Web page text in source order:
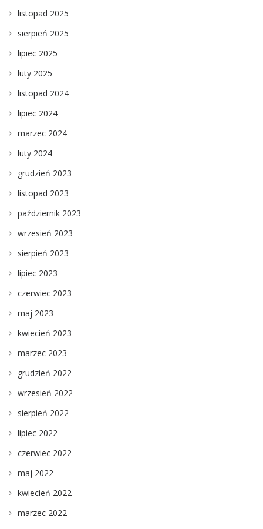
listopad 2025
sierpień 2025
lipiec 2025
luty 2025
listopad 2024
lipiec 2024
marzec 2024
luty 2024
grudzień 2023
listopad 2023
październik 2023
wrzesień 2023
sierpień 2023
lipiec 2023
czerwiec 2023
maj 2023
kwiecień 2023
marzec 2023
grudzień 2022
wrzesień 2022
sierpień 2022
lipiec 2022
czerwiec 2022
maj 2022
kwiecień 2022
marzec 2022